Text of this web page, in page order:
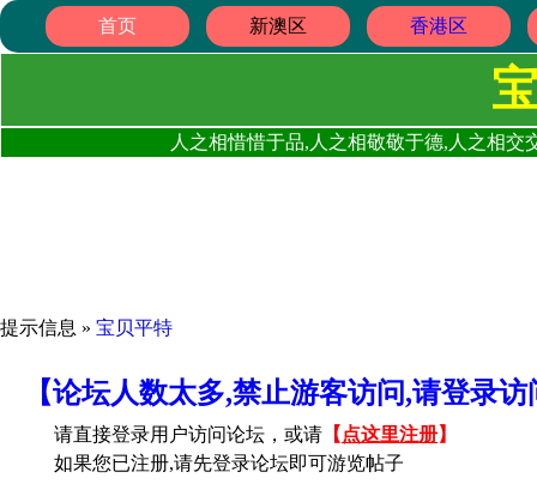
首页 新澳区 香港区
人之相惜惜于品,人之相敬敬于德,人之相
提示信息 » 宝贝平特
【论坛人数太多,禁止游客访问,请登录
请直接登录用户访问论坛，或请 【 点这里注册】
如果您已注册,请先登录论坛即可游览帖子